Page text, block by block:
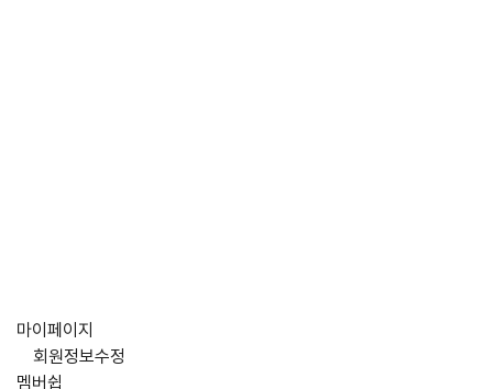
마이페이지
회원정보수정
멤버쉽